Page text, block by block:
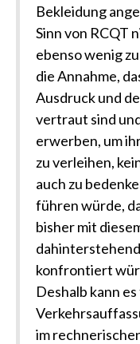
Bekleidung
Sinn von RCQT
ebenso wenig
die Annahme,
Ausdruck und
vertraut sind
erwerben, um
zu verleihen,
auch zu
führen würde,
bisher mit
konfrontiert
Deshalb kann
im